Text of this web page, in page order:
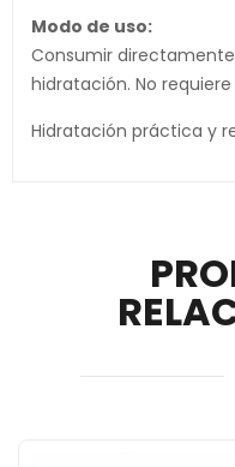
Modo de uso:
Consumir
hidratación. No
Hidratación práctica y